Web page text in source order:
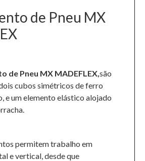
de Pneu MX
de Pneu MX MADEFLEX,são
cubos simétricos de ferro
e um elemento elástico alojado
permitem trabalho em
e vertical, desde que